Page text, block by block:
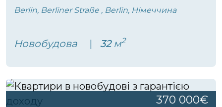
Berlin, Berliner Straße , Berlin, Німеччина
Новобудова 32м2
370 000€